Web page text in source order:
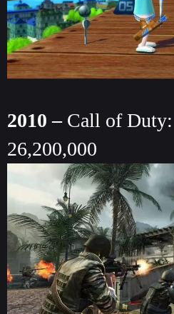
2010 – Call of
26,200,000